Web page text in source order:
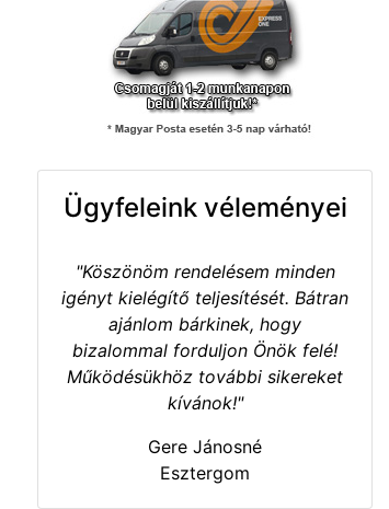
Ügyfeleink véleményei
"Köszönöm rendelésem minden
igényt kielégítő teljesítését. Bátran
ajánlom bárkinek, hogy
bizalommal forduljon Önök felé!
Működésükhöz további sikereket
kívánok!"
Gere Jánosné
Esztergom